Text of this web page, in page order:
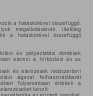
a hatáskörével összefüggő,
megalkotásának, illetőleg
a hatáskörével összefüggő
és pályáztatási döntések
elemzi a hírközlési és az
és elemzések módszertani
ágazat felhasználóbarát
folyamatosan értékeli a
készít;